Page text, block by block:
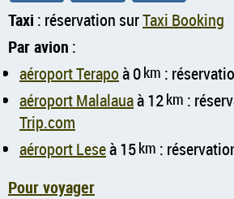
Taxi : réservation surTaxi Booking
Par avion :
aéroport Terapoà 0km :
aéroport Malalauaà 12km :
Trip.com
aéroport Leseà 15km :
Pour voyager